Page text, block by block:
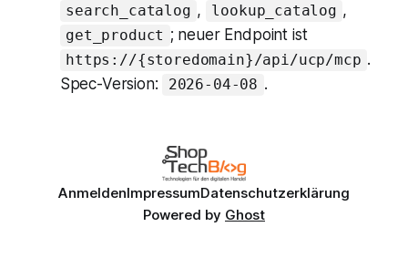
search_catalog , lookup_catalog ,
get_product ; neuer Endpoint ist
https://{storedomain}/api/ucp/mcp .
Spec-Version:
2026-04-08 .
AnmeldenImpressumDatenschutzerklärung
Powered by Ghost